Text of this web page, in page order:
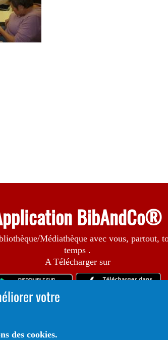
BibAndCo®
Médiathèque avec vous, partout,
temps .
A Télécharger sur
votre
des cookies.